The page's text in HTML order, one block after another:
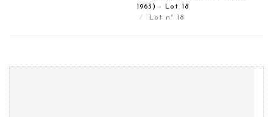
1963) - Lot 18
Lot n° 18